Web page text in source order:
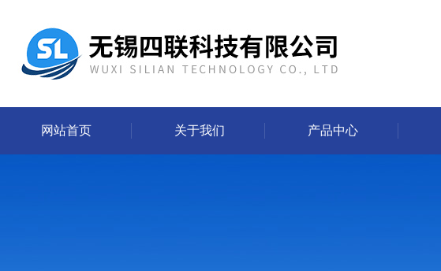
网站首页 关于我们 产品中心